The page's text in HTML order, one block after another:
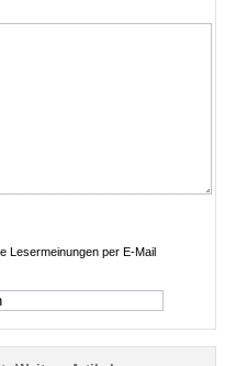
Lesermeinungen per E-Mail